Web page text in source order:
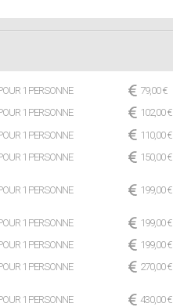
1 PERSONNE
79,00 €
1 PERSONNE
102,00 €
1 PERSONNE
110,00 €
1 PERSONNE 150,00 €
1 PERSONNE 199,00 €
1 PERSONNE
199,00 €
1 PERSONNE
199,00 €
1 PERSONNE 270,00 €
1 PERSONNE 430,00 €